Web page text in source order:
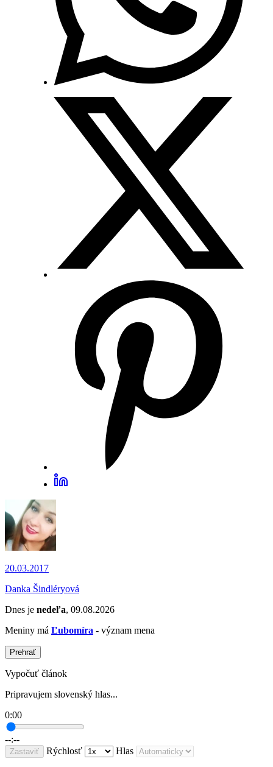
20.03.2017
Danka Šindléryová
Dnes je nedeľa, 09.08.2026
Meniny má Ľubomíra - význam mena
Prehrať
Vypočuť článok
Pripravujem slovenský hlas...
0:00
--:--
Zastaviť Rýchlosť Hlas